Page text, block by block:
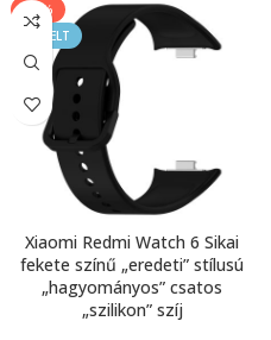
-20%
KIEMELT
Xiaomi Redmi Watch 6 Sikai
fekete színű „eredeti” stílusú
„hagyományos” csatos
„szilikon” szíj